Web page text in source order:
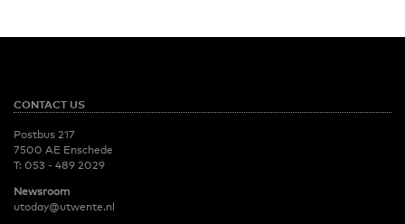
CONTACT US
Postbus 217
7500 AE Enschede
T: 053 - 489 2029
Newsroom
utoday@utwente.nl